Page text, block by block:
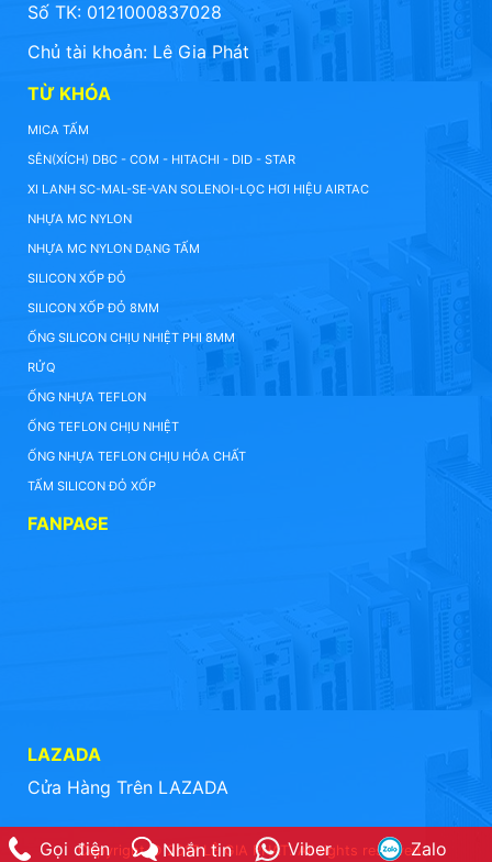
Số TK: 0121000837028
Chủ tài khoản: Lê Gia Phát
TỪ KHÓA
MICA TẤM
SÊN(XÍCH) DBC - COM - HITACHI - DID - STAR
XI LANH SC-MAL-SE-VAN SOLENOI-LỌC HƠI HIỆU AIRTAC
NHỰA MC NYLON
NHỰA MC NYLON DẠNG TẤM
SILICON XỐP ĐỎ
SILICON XỐP ĐỎ 8MM
ỐNG SILICON CHỊU NHIỆT PHI 8MM
RỬQ
ỐNG NHỰA TEFLON
ỐNG TEFLON CHỊU NHIỆT
ỐNG NHỰA TEFLON CHỊU HÓA CHẤT
TẤM SILICON ĐỎ XỐP
FANPAGE
LAZADA
Cửa Hàng Trên LAZADA
Copyright © 2017 LÊ GIA PHÁT. All rights reserved.
Gọi điện Nhắn tin Viber Zalo